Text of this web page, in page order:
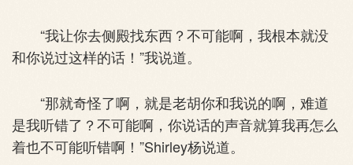
“我让你去侧殿找东西？不可能啊，我根本就没
和你说过这样的话！”我说道。
“那就奇怪了啊，就是老胡你和我说的啊，难道
是我听错了？不可能啊，你说话的声音就算我再怎么
着也不可能听错啊！”Shirley杨说道。